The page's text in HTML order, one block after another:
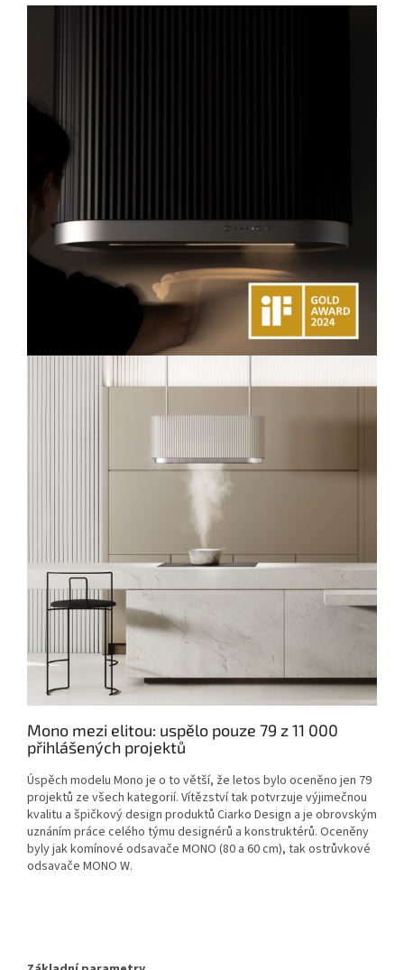
Mono mezi elitou: uspělo pouze 79 z 11 000
přihlášených projektů
Úspěch modelu Mono je o to větší, že letos bylo oceněno jen 79
projektů ze všech kategorií. Vítězství tak potvrzuje výjimečnou
kvalitu a špičkový design produktů Ciarko Design a je obrovským
uznáním práce celého týmu designérů a konstruktérů. Oceněny
byly jak komínové odsavače MONO (80 a 60 cm), tak ostrůvkové
odsavače MONO W.